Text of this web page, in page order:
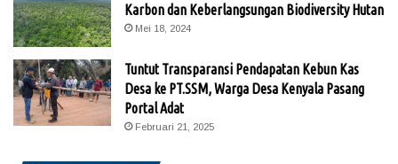
Karbon dan Keberlangsungan Biodiversity Hutan
Mei 18, 2024
Tuntut Transparansi Pendapatan Kebun Kas
Desa ke PT.SSM, Warga Desa Kenyala Pasang
Portal Adat
Februari 21, 2025